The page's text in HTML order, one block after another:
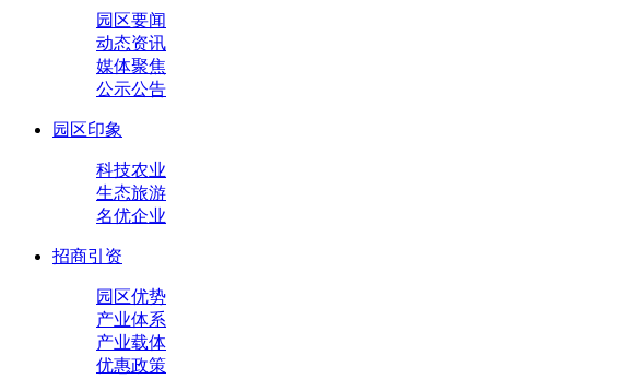
园区要闻
动态资讯
媒体聚焦
公示公告
园区印象
科技农业
生态旅游
名优企业
招商引资
园区优势
产业体系
产业载体
优惠政策